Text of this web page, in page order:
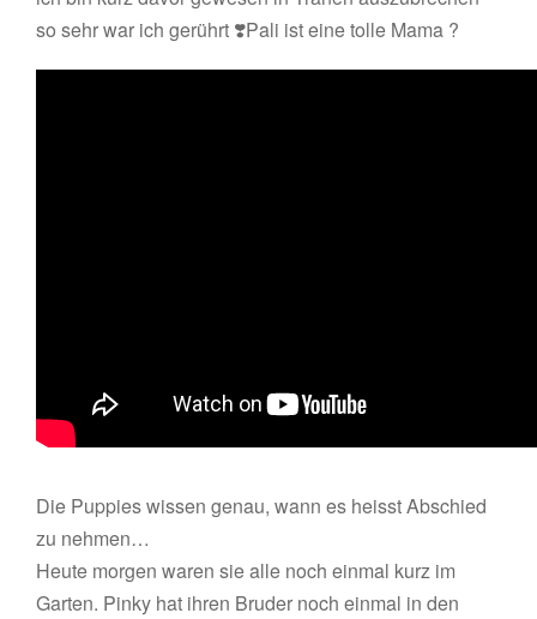
so sehr war ich gerührt ❣️Pali ist eine tolle Mama ?
Die Puppies wissen genau, wann es heisst Abschied
zu nehmen…
Heute morgen waren sie alle noch einmal kurz im
Garten. Pinky hat ihren Bruder noch einmal in den